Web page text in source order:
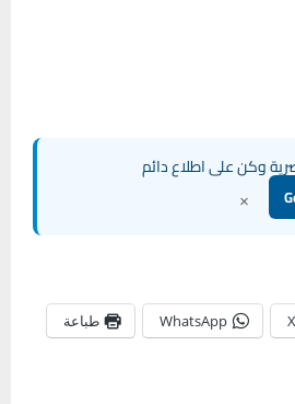
وكن على اطلاع دائم
×
X
WhatsApp طباعة